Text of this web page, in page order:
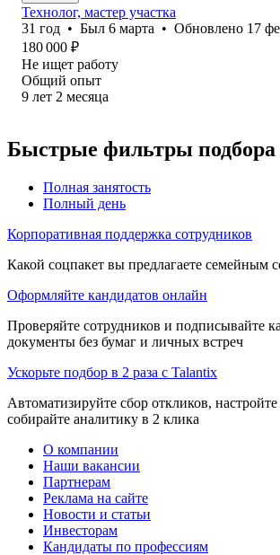
Технолог, мастер участка
31 год • Был 6 марта • Обновлено 17
180 000 ₽
Не ищет работу
Общий опыт
9 лет 2 месяца
Быстрые фильтры подбора
Полная занятость
Полный день
Корпоративная поддержка сотрудников
Какой соцпакет вы предлагаете семейным
Оформляйте кандидатов онлайн
Проверяйте сотрудников и подписывайте
документы без бумаг и личных встреч
Ускорьте подбор в 2 раза с Talantix
Автоматизируйте сбор откликов,
собирайте аналитику в 2 клика
О компании
Наши вакансии
Партнерам
Реклама на сайте
Новости и статьи
Инвесторам
Кандидаты по профессиям